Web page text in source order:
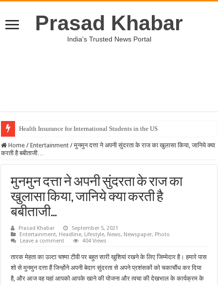
Prasad Khabar
India's Trusted News Portal
Health Insurance for International Students in the US
Home / Entertainment / मुनमुन दत्ता ने अपनी सुंदरता के राज का खुलासा किया, जानिये क्या
करती है बबीताजी…
मुनमुन दत्ता ने अपनी सुंदरता के राज का
खुलासा किया, जानिये क्या करती है
बबीताजी…
Prasad Khabar
September 5, 2021
Entertainment, Headline, Lifestyle, News, Newspaper, Photo
Leave a comment
404 Views
तारक मेहता का उल्टा चश्मा टीवी पर बहुत सारी खुशियां रखने के लिए जिम्मेदार है। हमारे पास
शो से मुनमुन दत्ता हैं जिन्होंने अपनी बेदाग सुंदरता से अपने प्रशंसकों को चकाचौंध कर दिया
है, और आज वह यहां आपको आपके खाने की योजना और त्वचा की देखभाल के कार्यक्रम के